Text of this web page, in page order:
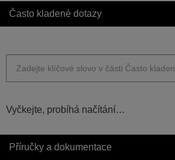
Často kladené dotazy
Vyčkejte, probíhá načítání…
Příručky a dokumentace